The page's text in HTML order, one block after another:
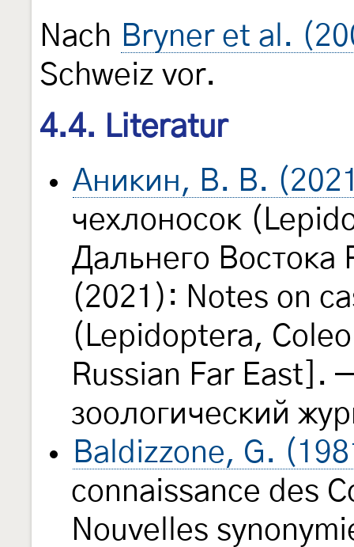
Nach Bryner et al.
Schweiz vor.
4.4. Literatur
Аникин, В. В.
чехлоносок
Дальнего Востока
(2021): Notes on
(Lepidoptera,
Russian Far East].
зоологический
Baldizzone, G.
connaissance des
Nouvelles